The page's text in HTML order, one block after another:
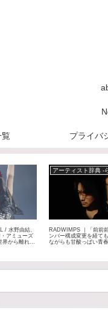
覧 プライバ
/ 水野由結、
アミューズ
界から離れて
アーティスト辞典 -
RADWIMPS ｜「前前
ンバー構成変更を経て
ながらも甘酸っぱい青